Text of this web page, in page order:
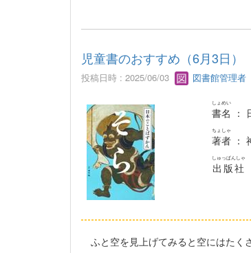
児童書のおすすめ（6月3日）
投稿日時 : 2025/06/03 図書館管理者
書名
しょめい
：
著者
ちょしゃ
：
出版社
しゅっぱんしゃ
ふと空を見上げてみると空にはたく